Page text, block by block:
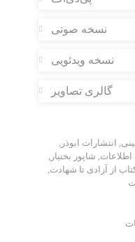
نسخه صوتی
نسخه ویدئویی
گالری تصاویر
, انتشارات ابوذر ,
اطلاعات, شاپور بختیار ,
از آزادی تا شهادت,